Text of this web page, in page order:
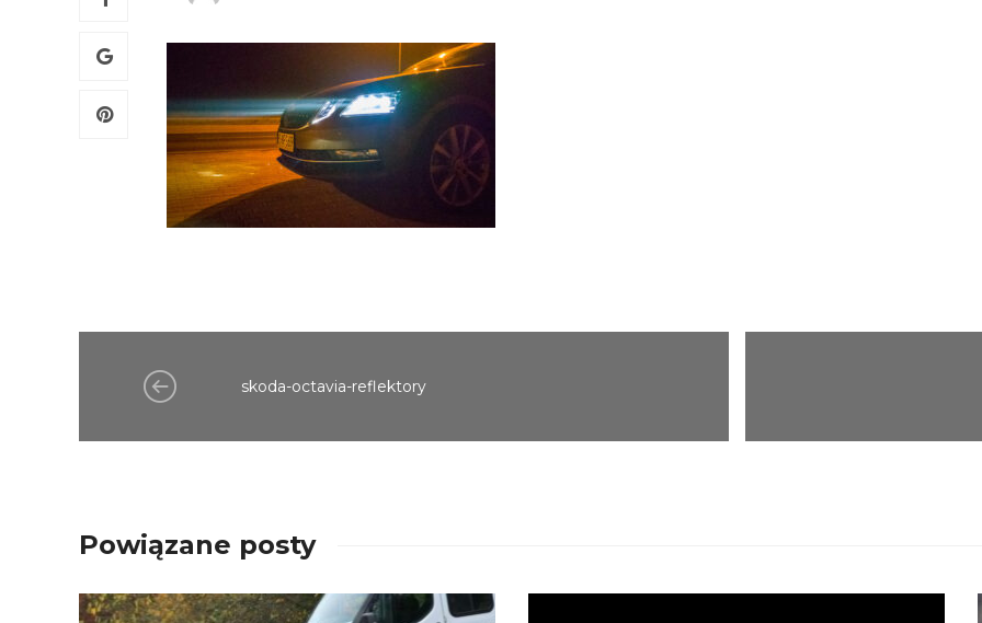
skoda-octavia-reflektory
Powiązane posty